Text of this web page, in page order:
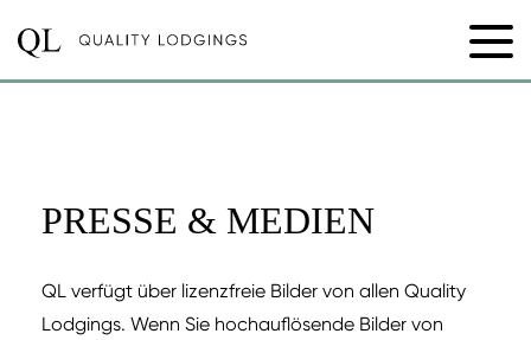
PRESSE & MEDIEN
QL verfügt über lizenzfreie Bilder von allen Quality
Lodgings. Wenn Sie hochauflösende Bilder von